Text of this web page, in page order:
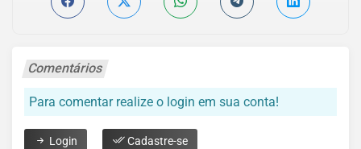
Comentários
Para comentar realize o login em sua conta!
Login Cadastre-se